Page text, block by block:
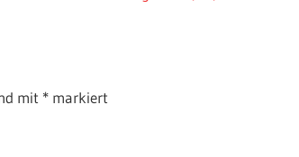
mit *markiert